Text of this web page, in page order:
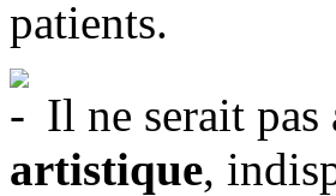
patients.
Il ne serait
artistique,